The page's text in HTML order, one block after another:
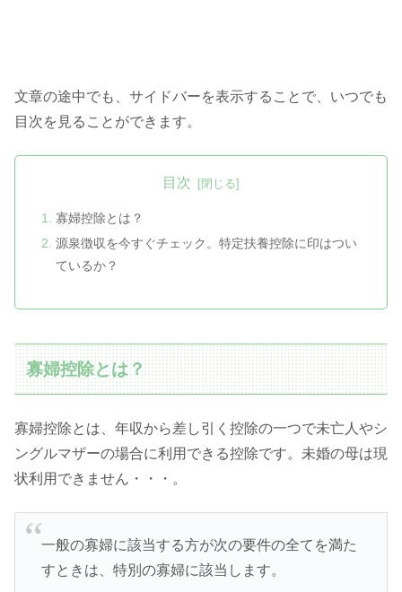
文章の途中でも、サイドバーを表示することで、いつでも
目次を見ることができます。
目次
寡婦控除とは？
源泉徴収を今すぐチェック。特定扶養控除に印はつい
ているか？
寡婦控除とは？
寡婦控除とは、年収から差し引く控除の一つで未亡人やシ
ングルマザーの場合に利用できる控除です。未婚の母は現
状利用できません・・・。
一般の寡婦に該当する方が次の要件の全てを満た
すときは、特別の寡婦に該当します。